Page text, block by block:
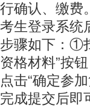
行确认、缴费
考生登录系统
步骤如下：①
资格材料”按
点击“确定参
完成提交后即